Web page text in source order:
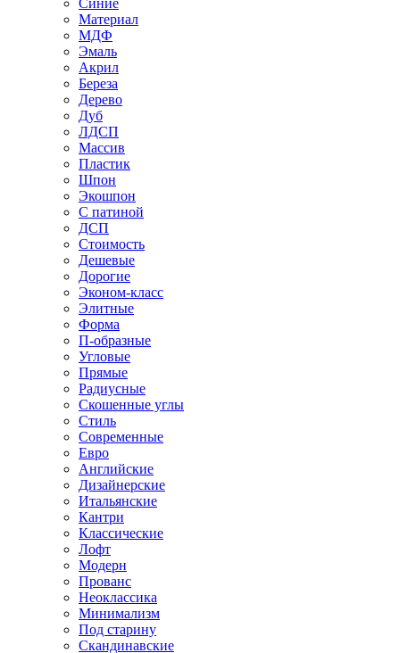
Синие
Материал
МДФ
Эмаль
Акрил
Береза
Дерево
Дуб
ЛДСП
Массив
Пластик
Шпон
Экошпон
С патиной
ДСП
Стоимость
Дешевые
Дорогие
Эконом-класс
Элитные
Форма
П-образные
Угловые
Прямые
Радиусные
Скошенные углы
Стиль
Современные
Евро
Английские
Дизайнерские
Итальянские
Кантри
Классические
Лофт
Модерн
Прованс
Неоклассика
Минимализм
Под старину
Скандинавские